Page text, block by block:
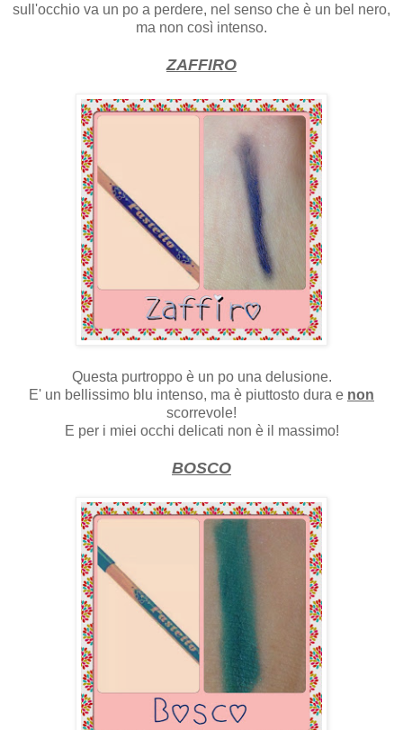
sull'occhio va un po a perdere, nel senso che è un bel nero,
ma non così intenso.
ZAFFIRO
Questa purtroppo è un po una delusione.
E' un bellissimo blu intenso, ma è piuttosto dura e non
scorrevole!
E per i miei occhi delicati non è il massimo!
BOSCO